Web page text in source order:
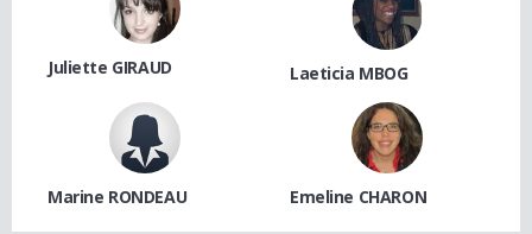
Juliette GIRAUD Laeticia MBOG
Marine RONDEAU Emeline CHARON